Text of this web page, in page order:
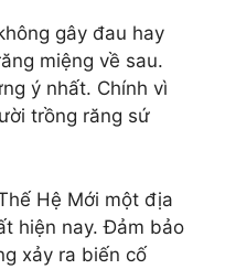
gây đau hay
miệng về sau.
ý nhất. Chính vì
trồng răng sứ
Hệ Mới một địa
hiện nay. Đảm bảo
xảy ra biến cố